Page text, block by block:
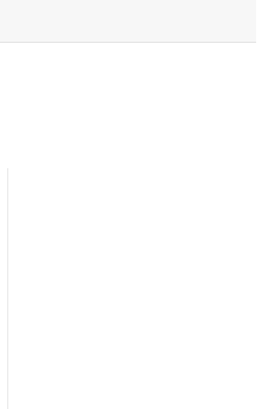
1966, nr 42
Azotowych im.
1966, nr 43
Samorządu
Azotowych im.
1966, nr 44
Samorządu
1966, nr 45